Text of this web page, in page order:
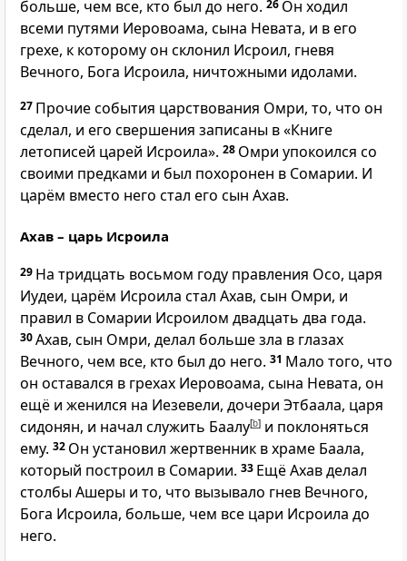
больше, чем все, кто был до него. 26 Он ходил
всеми путями Иеровоама, сына Невата, и в его
грехе, к которому он склонил Исроил, гневя
Вечного, Бога Исроила, ничтожными идолами.
27 Прочие события царствования Омри, то, что он
сделал, и его свершения записаны в «Книге
летописей царей Исроила». 28 Омри упокоился со
своими предками и был похоронен в Сомарии. И
царём вместо него стал его сын Ахав.
Ахав – царь Исроила
29 На тридцать восьмом году правления Осо, царя
Иудеи, царём Исроила стал Ахав, сын Омри, и
правил в Сомарии Исроилом двадцать два года.
30Ахав, сын Омри, делал больше зла в глазах
Вечного, чем все, кто был до него. 31 Мало того, что
он оставался в грехах Иеровоама, сына Невата, он
ещё и женился на Иезевели, дочери Этбаала, царя
сидонян, и начал служить Баалу[b] и поклоняться
ему. 32 Он установил жертвенник в храме Баала,
который построил в Сомарии. 33 Ещё Ахав делал
столбы Ашеры и то, что вызывало гнев Вечного,
Бога Исроила, больше, чем все цари Исроила до
него.